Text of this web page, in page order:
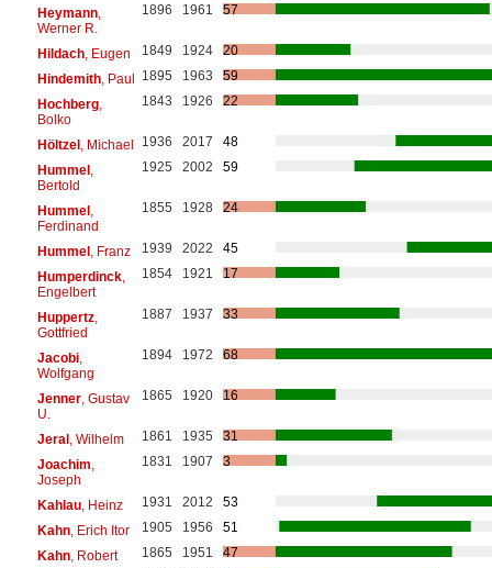
Heymann,
Werner R.
1896 1961 57
Hildach, Eugen 1849 1924
20
Hindemith, Paul 1895 1963
59
Hochberg,
Bolko
1843 1926 22
Höltzel, Michael 1936 2017
48
Hummel,
Bertold
1925 2002 59
Hummel,
Ferdinand
1855 1928 24
Hummel, Franz 1939 2022
45
Humperdinck,
Engelbert
1854 1921 17
Huppertz,
Gottfried
1887 1937 33
Jacobi,
Wolfgang
1894 1972 68
Jenner, Gustav
U.
1865 1920 16
Jeral, Wilhelm 1861 1935
31
Joachim
Joseph
1831 1907 3
Kahlau, Heinz 1931 2012
53
Kahn, Erich Itor 1905 1956
51
Kahn, Robert 1865 1951
47